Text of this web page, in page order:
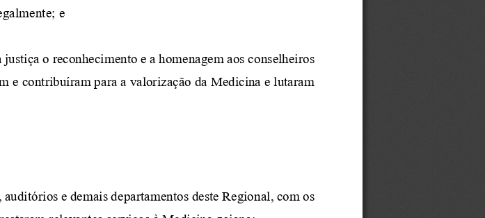
e
justiça o reconhecimento e a homenagem aos conselheiros
e contribuíram para a valorização da Medicina e lutaram
, auditórios e demais departamentos deste Regional, com os